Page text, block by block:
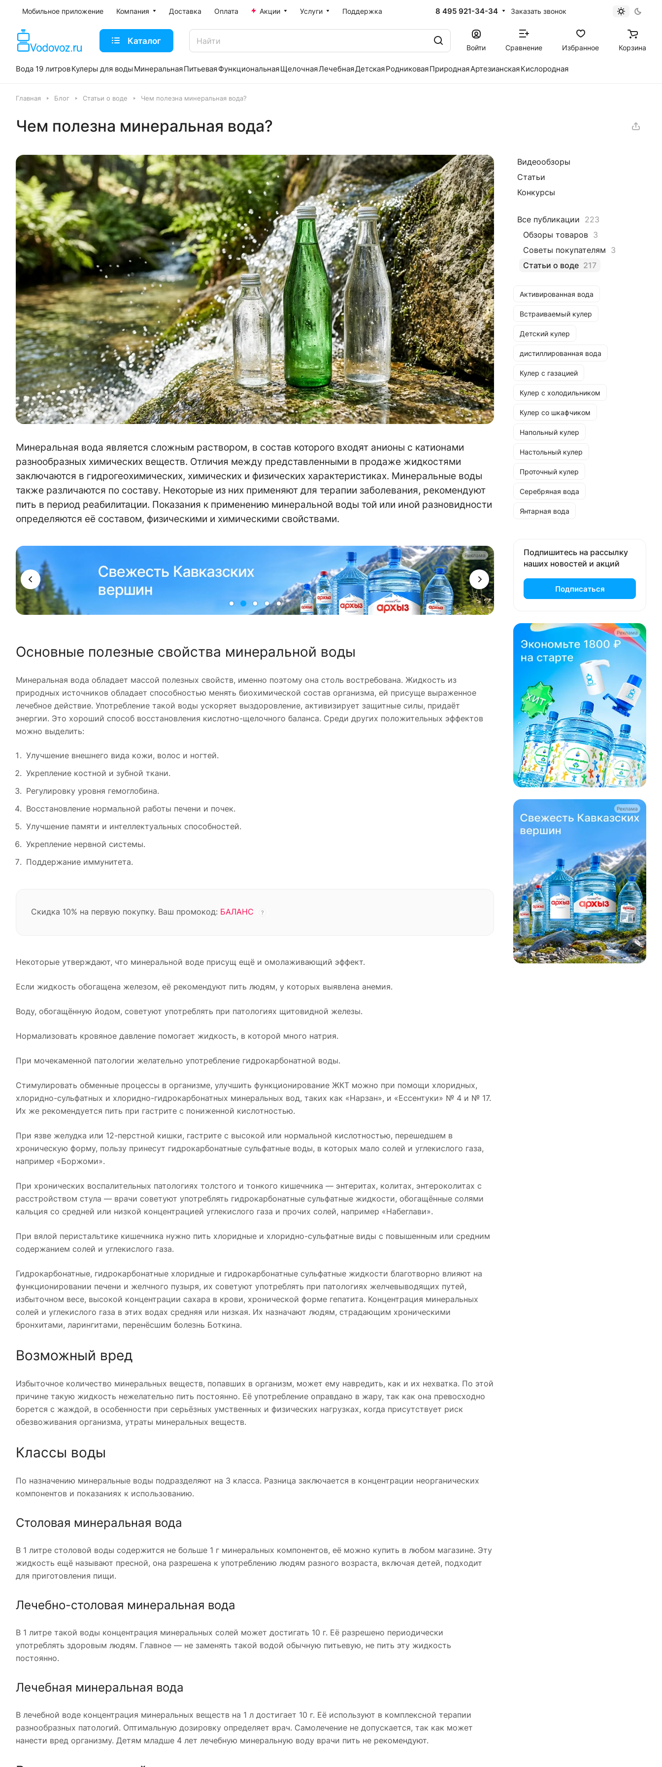
Мобильное приложение Компания Доставка Оплата Акции Услуги Поддержка 8 495 921-34-34 Заказать звонок
Каталог
Войти Сравнение Избранное Корзина
Вода 19 литровКулеры для воды МинеральнаяПитьеваяФункциональнаяЩелочнаяЛечебнаяДетскаяРодниковаяПрироднаяАртезианскаяКислородная
Главная Блог Статьи о воде Чем полезна минеральная вода?
Чем полезна минеральная вода?
Минеральная вода является сложным раствором, в состав которого входят анионы с катионами
разнообразных химических веществ. Отличия между представленными в продаже жидкостями
заключаются в гидрогеохимических, химических и физических характеристиках. Минеральные воды
также различаются по составу. Некоторые из них применяют для терапии заболевания, рекомендуют
пить в период реабилитации. Показания к применению минеральной воды той или иной разновидности
определяются её составом, физическими и химическими свойствами.
Реклама
Основные полезные свойства минеральной воды
Минеральная вода обладает массой полезных свойств, именно поэтому она столь востребована. Жидкость из
природных источников обладает способностью менять биохимической состав организма, ей присуще выраженное
лечебное действие. Употребление такой воды ускоряет выздоровление, активизирует защитные силы, придаёт
энергии. Это хороший способ восстановления кислотно-щелочного баланса. Среди других положительных эффектов
можно выделить:
Улучшение внешнего вида кожи, волос и ногтей.
Укрепление костной и зубной ткани.
Регулировку уровня гемоглобина.
Восстановление нормальной работы печени и почек.
Улучшение памяти и интеллектуальных способностей.
Укрепление нервной системы.
Поддержание иммунитета.
Скидка 10% на первую покупку. Ваш промокод: БАЛАНС ?
Некоторые утверждают, что минеральной воде присущ ещё и омолаживающий эффект.
Если жидкость обогащена железом, её рекомендуют пить людям, у которых выявлена анемия.
Воду, обогащённую йодом, советуют употреблять при патологиях щитовидной железы.
Нормализовать кровяное давление помогает жидкость, в которой много натрия.
При мочекаменной патологии желательно употребление гидрокарбонатной воды.
Стимулировать обменные процессы в организме, улучшить функционирование ЖКТ можно при помощи хлоридных,
хлоридно-сульфатных и хлоридно-гидрокарбонатных минеральных вод, таких как «Нарзан», и «Ессентуки» № 4 и № 17.
Их же рекомендуется пить при гастрите с пониженной кислотностью.
При язве желудка или 12-перстной кишки, гастрите с высокой или нормальной кислотностью, перешедшем в
хроническую форму, пользу принесут гидрокарбонатные сульфатные воды, в которых мало солей и углекислого газа,
например «Боржоми».
При хронических воспалительных патологиях толстого и тонкого кишечника — энтеритах, колитах, энтероколитах с
расстройством стула — врачи советуют употреблять гидрокарбонатные сульфатные жидкости, обогащённые солями
кальция со средней или низкой концентрацией углекислого газа и прочих солей, например «Набеглави».
При вялой перистальтике кишечника нужно пить хлоридные и хлоридно-сульфатные виды с повышенным или средним
содержанием солей и углекислого газа.
Гидрокарбонатные, гидрокарбонатные хлоридные и гидрокарбонатные сульфатные жидкости благотворно влияют на
функционировании печени и желчного пузыря, их советуют употреблять при патологиях желчевыводящих путей,
избыточном весе, высокой концентрации сахара в крови, хронической форме гепатита. Концентрация минеральных
солей и углекислого газа в этих водах средняя или низкая. Их назначают людям, страдающим хроническими
бронхитами, ларингитами, перенёсшим болезнь Боткина.
Возможный вред
Избыточное количество минеральных веществ, попавших в организм, может ему навредить, как и их нехватка. По этой
причине такую жидкость нежелательно пить постоянно. Её употребление оправдано в жару, так как она превосходно
борется с жаждой, в особенности при серьёзных умственных и физических нагрузках, когда присутствует риск
обезвоживания организма, утраты минеральных веществ.
Классы воды
По назначению минеральные воды подразделяют на 3 класса. Разница заключается в концентрации неорганических
компонентов и показаниях к использованию.
Столовая минеральная вода
В 1 литре столовой воды содержится не больше 1 г минеральных компонентов, её можно купить в любом магазине. Эту
жидкость ещё называют пресной, она разрешена к употреблению людям разного возраста, включая детей, подходит
для приготовления пищи.
Лечебно-столовая минеральная вода
В 1 литре такой воды концентрация минеральных солей может достигать 10 г. Её разрешено периодически
употреблять здоровым людям. Главное — не заменять такой водой обычную питьевую, не пить эту жидкость
постоянно.
Лечебная минеральная вода
В лечебной воде концентрация минеральных веществ на 1 л достигает 10 г. Её используют в комплексной терапии
разнообразных патологий. Оптимальную дозировку определяет врач. Самолечение не допускается, так как может
нанести вред организму. Детям младше 4 лет лечебную минеральную воду врачи пить не рекомендуют.
Видеообзоры
Статьи
Конкурсы
Все публикации 223
Обзоры товаров 3
Советы покупателям 3
Статьи о воде 217
Активированная вода
Встраиваемый кулер
Детский кулер
дистиллированная вода
Кулер с газацией
Кулер с холодильником
Кулер со шкафчиком
Напольный кулер
Настольный кулер
Проточный кулер
Серебряная вода
Янтарная вода
Подпишитесь на рассылку
наших новостей и акций
Подписаться
Реклама
Реклама